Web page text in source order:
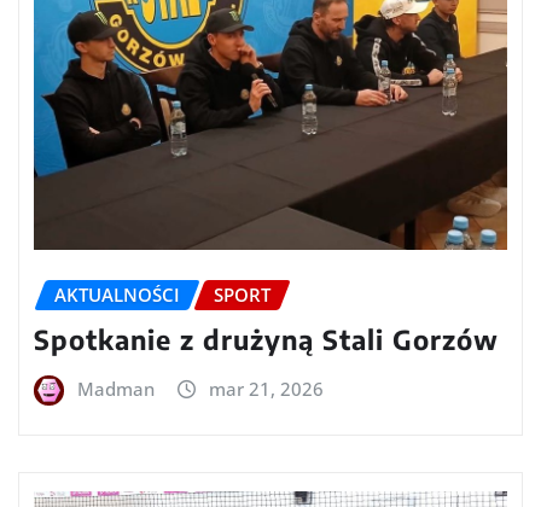
AKTUALNOŚCI SPORT
Spotkanie z drużyną Stali Gorzów
Madman mar 21, 2026